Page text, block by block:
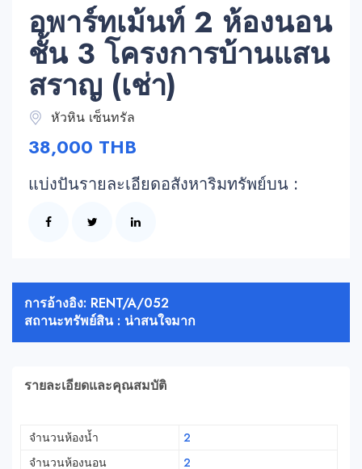
อพาร์ทเม้นท์ 2 ห้องนอน
ชั้น 3 โครงการบ้านแสน
สราญ (เช่า)
หัวหิน เซ็นทรัล
38,000 THB
แบ่งปันรายละเอียดอสังหาริมทรัพย์บน :
การอ้างอิง: RENT/A/052
สถานะทรัพย์สิน : น่าสนใจมาก
รายละเอียดและคุณสมบัติ
จำนวนห้องน้ำ
2
จำนวนห้องนอน
2